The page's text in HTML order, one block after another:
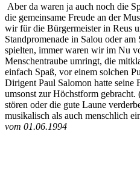
Aber da waren ja auch noch die
die gemeinsame Freude an der
wir für die Bürgermeister in Reus
Standpromenade in Salou oder
spielten, immer waren wir im Nu
Menschentraube umringt, die
einfach Spaß, vor einem solchen
Dirigent Paul Salomon hatte seine
umsonst zur Höchstform
stören oder die gute Laune
musikalisch als auch menschlich
vom 01.06.1994